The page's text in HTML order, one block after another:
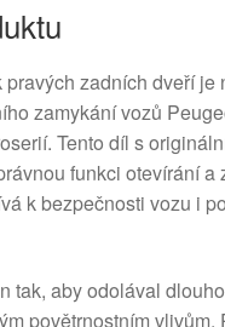
zadních dveří je
zamykání vozů
Tento díl s
funkci otevírání a
k bezpečnosti vozu i
tak, aby odolával
povětrnostním vlivům.